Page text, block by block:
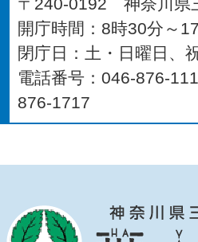
開庁時間：8時30分～
閉庁日：土・日曜日、
電話番号：046-876-
876-1717